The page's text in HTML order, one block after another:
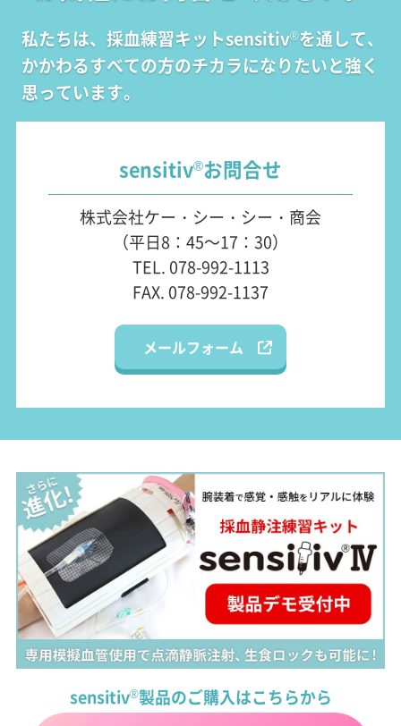
私たちは、採血練習キットsensitiv®を通して、
かかわるすべての方のチカラになりたいと強く
思っています。
sensitiv®お問合せ
株式会社ケー・シー・シー・商会
（平日8：45～17：30）
TEL. 078-992-1113
FAX. 078-992-1137
メールフォーム
sensitiv®製品のご購入はこちらから